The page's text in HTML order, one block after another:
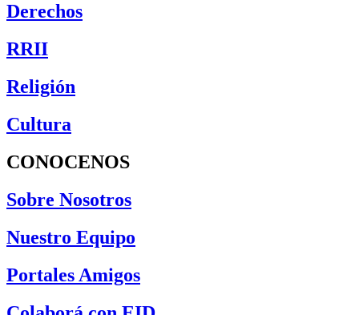
Derechos
RRII
Religión
Cultura
CONOCENOS
Sobre Nosotros
Nuestro Equipo
Portales Amigos